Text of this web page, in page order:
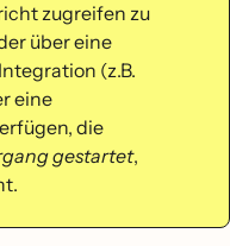
zugreifen zu
über eine
(z.B.
eine
die
gestartet,